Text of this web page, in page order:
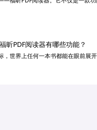
昕PDF阅读器有哪些功能？
世界上任何一本书都能在眼前展